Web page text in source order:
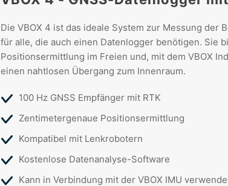
Die VBOX 4 ist das ideale System zur Messung der
für alle, die auch einen Datenlogger benötigen. Sie
Positionsermittlung im Freien und, mit dem VBOX
einen nahtlosen Übergang zum Innenraum.
100 Hz GNSS Empfänger mit RTK
Zentimetergenaue Positionsermittlung
Kompatibel mit Lenkrobotern
Kostenlose Datenanalyse-Software
Kann in Verbindung mit der VBOX IMU